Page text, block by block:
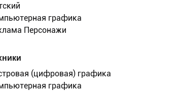
графика
Персонажи
(цифровая) графика
графика